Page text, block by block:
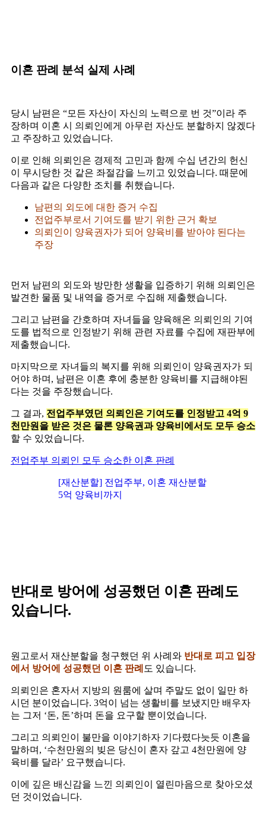
이혼 판례 분석 실제 사례
당시 남편은 “모든 자산이 자신의 노력으로 번 것”이라 주
장하며 이혼 시 의뢰인에게 아무런 자산도 분할하지 않겠다
고 주장하고 있었습니다.
이로 인해 의뢰인은 경제적 고민과 함께 수십 년간의 헌신
이 무시당한 것 같은 좌절감을 느끼고 있었습니다. 때문에
다음과 같은 다양한 조치를 취했습니다.
남편의 외도에 대한 증거 수집
전업주부로서 기여도를 받기 위한 근거 확보
의뢰인이 양육권자가 되어 양육비를 받아야 된다는
주장
먼저 남편의 외도와 방만한 생활을 입증하기 위해 의뢰인은
발견한 물품 및 내역을 증거로 수집해 제출했습니다.
그리고 남편을 간호하며 자녀들을 양육해온 의뢰인의 기여
도를 법적으로 인정받기 위해 관련 자료를 수집에 재판부에
제출했습니다.
마지막으로 자녀들의 복지를 위해 의뢰인이 양육권자가 되
어야 하며, 남편은 이혼 후에 충분한 양육비를 지급해야된
다는 것을 주장했습니다.
그 결과, 전업주부였던 의뢰인은 기여도를 인정받고 4억 9
천만원을 받은 것은 물론 양육권과 양육비에서도 모두 승소
할 수 있었습니다.
전업주부 의뢰인 모두 승소한 이혼 판례
[재산분할] 전업주부, 이혼 재산분할
5억 양육비까지
반대로 방어에 성공했던 이혼 판례도
있습니다.
원고로서 재산분할을 청구했던 위 사례와 반대로 피고 입장
에서 방어에 성공했던 이혼 판례 도 있습니다.
의뢰인은 혼자서 지방의 원룸에 살며 주말도 없이 일만 하
시던 분이었습니다. 3억이 넘는 생활비를 보냈지만 배우자
는 그저 ‘돈, 돈’하며 돈을 요구할 뿐이었습니다.
그리고 의뢰인이 불만을 이야기하자 기다렸다늣듯 이혼을
말하며, ‘수천만원의 빚은 당신이 혼자 갚고 4천만원에 양
육비를 달라’ 요구했습니다.
이에 깊은 배신감을 느낀 의뢰인이 열린마음으로 찾아오셨
던 것이었습니다.